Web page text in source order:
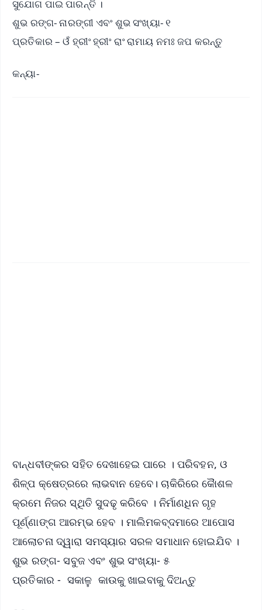
ସୁଯୋଗ ପାଇ ପାରନ୍ତି ।
ଶୁଭ ରଙ୍ଗ- ନାରଙ୍ଗୀ ଏବଂ ଶୁଭ ସଂଖ୍ୟା- ୧
ପ୍ରତିକାର – ଓଁ ହ୍ରୀଂ ହ୍ରୀଂ ରାଂ ରାମାୟ ନମଃ ଜପ କରନ୍ତୁ
କନ୍ୟା-
ବାନ୍ଧବୀଙ୍କର ସହିତ ଦେଖାହେଇ ପାରେ । ପରିବହନ, ଓ
ଶିଳ୍ପ କ୍ଷେତ୍ରରେ ଲାଭବାନ ହେବେ। ଚାକିରିରେ କୈାଶଳ
କ୍ରମେ ନିଜର ସ୍ଥିତି ସୁଦଢୃ କରିବେ । ନିର୍ମାଣଧିନ ଗୃହ
ପୂର୍ଣ୍ଣାଙ୍ଗ ଆରମ୍ଭ ହେବ । ମାଲିମକବ୍ଦମାରେ ଆପୋସ
ଆଲୋଚନା ଦ୍ୱାରା ସମସ୍ୟାର ସରଳ ସମାଧାନ ହୋଇଯିବ ।
ଶୁଭ ରଙ୍ଗ- ସବୁଜ ଏବଂ ଶୁଭ ସଂଖ୍ୟା- ୫
ପ୍ରତିକାର - ସକାଳୁ କାଉକୁ ଖାଇବାକୁ ଦିଅନ୍ତୁ